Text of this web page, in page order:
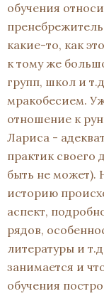
обучения
какие-то, как
к тому же
групп, школ и
мракобесием.
отношение к
Лариса -
практик своего
быть не может).
историю
аспект,
рядов,
литературы и
занимается и
обучения